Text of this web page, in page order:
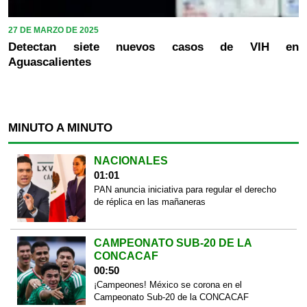
27 DE MARZO DE 2025
Detectan siete nuevos casos de VIH en
Aguascalientes
MINUTO A MINUTO
NACIONALES
01:01
PAN anuncia iniciativa para regular el derecho
de réplica en las mañaneras
CAMPEONATO SUB-20 DE LA
CONCACAF
00:50
¡Campeones! México se corona en el
Campeonato Sub-20 de la CONCACAF